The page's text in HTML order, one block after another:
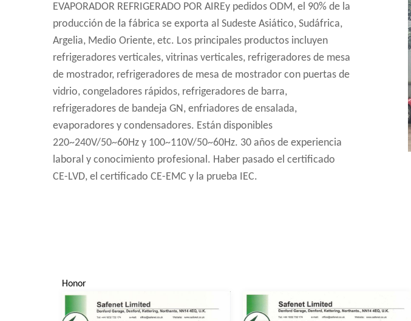
EVAPORADOR REFRIGERADO POR AIREy pedidos ODM, el 90% de la
producción de la fábrica se exporta al Sudeste Asiático, Sudáfrica,
Argelia, Medio Oriente, etc. Los principales productos incluyen
refrigeradores verticales, vitrinas verticales, refrigeradores de mesa
de mostrador, refrigeradores de mesa de mostrador con puertas de
vidrio, congeladores rápidos, refrigeradores de barra,
refrigeradores de bandeja GN, enfriadores de ensalada,
evaporadores y condensadores. Están disponibles
220~240V/50~60Hz y 100~110V/50~60Hz. 30 años de experiencia
laboral y conocimiento profesional. Haber pasado el certificado
CE-LVD, el certificado CE-EMC y la prueba IEC.
Honor